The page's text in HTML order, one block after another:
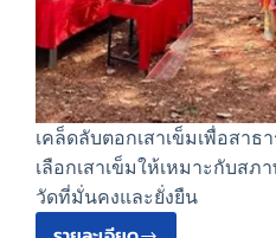
เคล็ดลับตอกเสาเข็มเพื่อสา
เลือกเสาเข็มให้เหมาะกับสภ
วัดที่มั่นคงและยั่งยืน